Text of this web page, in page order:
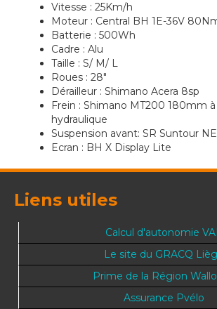
Vitesse : 25Km/h
Moteur : Central BH 1E-36V
Batterie : 500Wh
Cadre : Alu
Taille : S/ M/ L
Roues : 28"
Dérailleur : Shimano Acera 8sp
Frein : Shimano MT200 180mm
hydraulique
Suspension avant: SR Suntour
Ecran : BH X Display Lite
Liens utiles
Calcul d'autonomie
Le site du GRACQ
Prime de la Région
Assurance Pvélo